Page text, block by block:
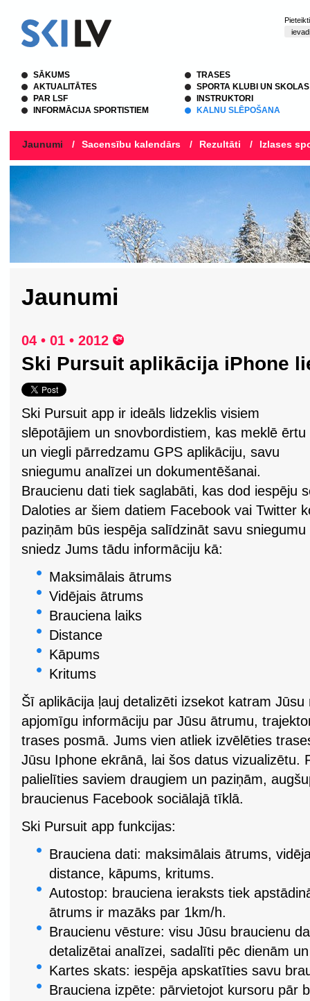
SĀKUMS
AKTUALITĀTES
PAR LSF
INFORMĀCIJA SPORTISTIEM
TRASES
SPORTA KLUBI UN SKOLAS
INSTRUKTORI
KALNU SLĒPOŠANA
Jaunumi / Sacensību kalendārs / Rezultāti / Izlases
Jaunumi
04 • 01 • 2012
Ski Pursuit aplikācija iPhone
Ski Pursuit app ir ideāls lidzeklis visiem
slēpotājiem un snovbordistiem, kas meklē ērtu
un viegli pārredzamu GPS aplikāciju, savu
sniegumu analīzei un dokumentēšanai.
Braucienu dati tiek saglabāti, kas dod iespēju
Daloties ar šiem datiem Facebook vai Twitter
paziņām būs iespēja salīdzināt savu
sniedz Jums tādu informāciju kā:
Maksimālais ātrums
Vidējais ātrums
Brauciena laiks
Distance
Kāpums
Kritums
Šī aplikācija ļauj detalizēti izsekot katram
apjomīgu informāciju par Jūsu ātrumu,
trases posmā. Jums vien atliek izvēlēties
Jūsu Iphone ekrānā, lai šos datus vizualizētu.
palielīties saviem draugiem un paziņām,
braucienus Facebook sociālajā tīklā.
Ski Pursuit app funkcijas:
Brauciena dati: maksimālais ātrums,
distance, kāpums, kritums.
Autostop: brauciena ieraksts tiek
ātrums ir mazāks par 1km/h.
Braucienu vēsture: visu Jūsu braucienu
detalizētai analīzei, sadalīti pēc dienām
Kartes skats: iespēja apskatīties savu
Brauciena izpēte: pārvietojot kursoru pār